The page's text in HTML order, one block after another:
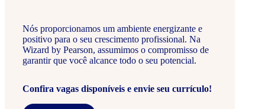
Nós proporcionamos um ambiente energizante e
positivo para o seu crescimento profissional. Na
Wizard by Pearson, assumimos o compromisso de
garantir que você alcance todo o seu potencial.
Confira vagas disponíveis e envie seu currículo!